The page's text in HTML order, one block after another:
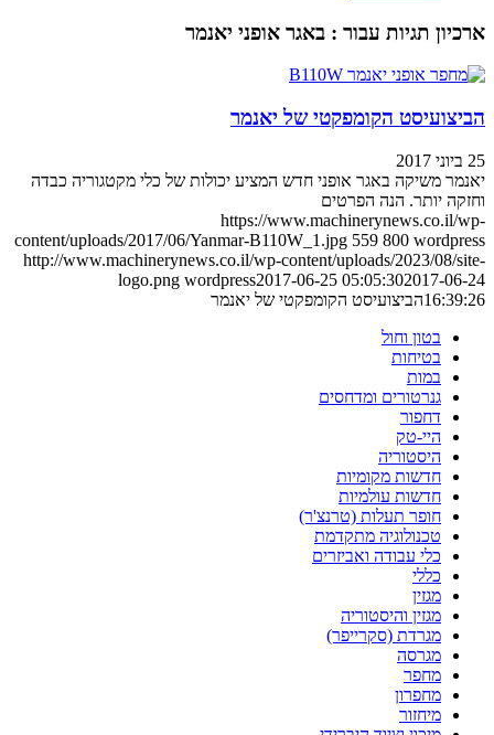
ארכיון תגיות עבור : באגר אופני יאנמר
הביצועיסט הקומפקטי של יאנמר
25 ביוני 2017
יאנמר משיקה באגר אופני חדש המציע יכולות של כלי מקטגוריה כבדה
וחזקה יותר. הנה הפרטים
https://www.machinerynews.co.il/wp-
content/uploads/2017/06/Yanmar-B110W_1.jpg 559 800 wordpress
http://www.machinerynews.co.il/wp-content/uploads/2023/08/site-
logo.png wordpress2017-06-25 05:05:302017-06-24
16:39:26הביצועיסט הקומפקטי של יאנמר
בטון וחול
בטיחות
במות
גנרטורים ומדחסים
דחפור
היי-טק
היסטוריה
חדשות מקומיות
חדשות עולמיות
חופר תעלות (טרנצ'ר)
טכנולוגיה מתקדמת
כלי עבודה ואביזרים
כללי
מגזין
מגזין והיסטוריה
מגרדת (סקרייפר)
מגרסה
מחפר
מחפרון
מיחזור